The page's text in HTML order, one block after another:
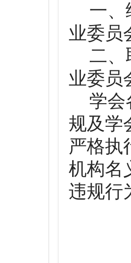
一、
业委员
二、
业委员
学会
规及学
严格执
机构名
违规行